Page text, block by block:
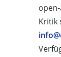
Kritik